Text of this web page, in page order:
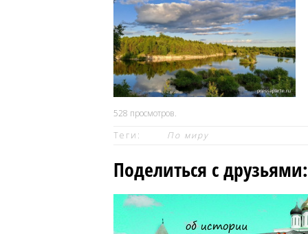
528 просмотров.
Теги:
По миру
Поделиться с друзьями: